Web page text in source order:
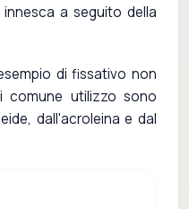
a seguito della
di fissativo non
comune utilizzo sono
dall'acroleina e dal